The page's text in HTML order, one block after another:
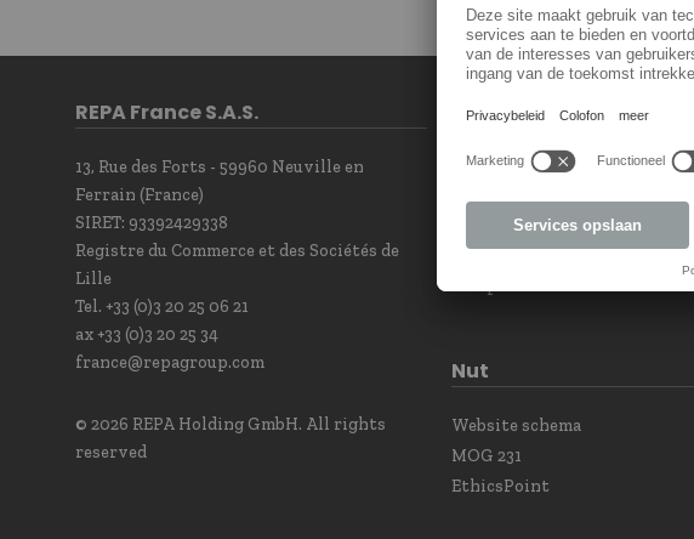
REPA France S.A.S.
13, Rue des Forts - 59960 Neuville en
Ferrain (France)
SIRET: 93392429338
Registre du Commerce et des Sociétés de
Lille
Tel. +33 (0)3 20 25 06 21
ax +33 (0)3 20 25 34
france@repagroup.com
© 2026 REPA Holding GmbH. All rights
reserved
Contact
Contact Form
Newsletter Subscription
Our sales team at your service
Nut
Website schema
MOG 231
EthicsPoint